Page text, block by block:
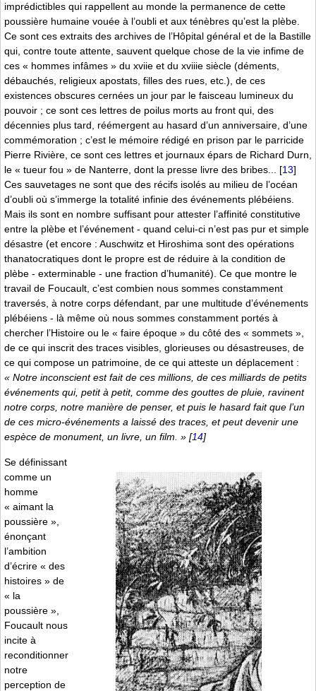
imprédictibles qui rappellent au monde la permanence de cette
poussière humaine vouée à l’oubli et aux ténèbres qu’est la plèbe.
Ce sont ces extraits des archives de l’Hôpital général et de la Bastille
qui, contre toute attente, sauvent quelque chose de la vie infime de
ces « hommes infâmes » du xviie et du xviiie siècle (déments,
débauchés, religieux apostats, filles des rues, etc.), de ces
existences obscures cernées un jour par le faisceau lumineux du
pouvoir ; ce sont ces lettres de poilus morts au front qui, des
décennies plus tard, réémergent au hasard d’un anniversaire, d’une
commémoration ; c’est le mémoire rédigé en prison par le parricide
Pierre Rivière, ce sont ces lettres et journaux épars de Richard Durn,
le « tueur fou » de Nanterre, dont la presse livre des bribes...
[13]
Ces sauvetages ne sont que des récifs isolés au milieu de l’océan
d’oubli où s’immerge la totalité infinie des événements plébéiens.
Mais ils sont en nombre suffisant pour attester l’affinité constitutive
entre la plèbe et l’événement - quand celui-ci n’est pas pur et simple
désastre (et encore : Auschwitz et Hiroshima sont des opérations
thanatocratiques dont le propre est de réduire à la condition de
plèbe - exterminable - une fraction d’humanité). Ce que montre le
travail de Foucault, c’est combien nous sommes constamment
traversés, à notre corps défendant, par une multitude d’événements
plébéiens - là même où nous sommes constamment portés à
chercher l’Histoire ou le « faire époque » du côté des « sommets »,
de ce qui inscrit des traces visibles, glorieuses ou désastreuses, de
ce qui compose un patrimoine, de ce qui atteste un déplacement :
« Notre inconscient est fait de ces millions, de ces milliards de petits
événements qui, petit à petit, comme des gouttes de pluie, ravinent
notre corps, notre manière de penser, et puis le hasard fait que l’un
de ces micro-événements a laissé des traces, et peut devenir une
espèce de monument, un livre, un film. » [14]
Se définissant
comme un
homme
« aimant la
poussière »,
énonçant
l’ambition
d’écrire « des
histoires » de
« la
poussière »,
Foucault nous
incite à
reconditionner
notre
perception de